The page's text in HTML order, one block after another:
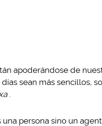
apoderándose de
sean más sencillos,
.
una persona sino un